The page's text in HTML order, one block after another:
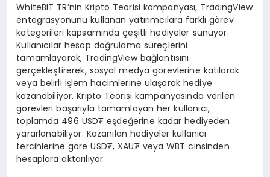
WhiteBIT TR’nin Kripto Teorisi kampanyası, TradingView
entegrasyonunu kullanan yatırımcılara farklı görev
kategorileri kapsamında çeşitli hediyeler sunuyor.
Kullanıcılar hesap doğrulama süreçlerini
tamamlayarak, TradingView bağlantısını
gerçekleştirerek, sosyal medya görevlerine katılarak
veya belirli işlem hacimlerine ulaşarak hediye
kazanabiliyor. Kripto Teorisi kampanyasında verilen
görevleri başarıyla tamamlayan her kullanıcı,
toplamda 496 USD₮ eşdeğerine kadar hediyeden
yararlanabiliyor. Kazanılan hediyeler kullanıcı
tercihlerine göre USD₮, XAU₮ veya WBT cinsinden
hesaplara aktarılıyor.